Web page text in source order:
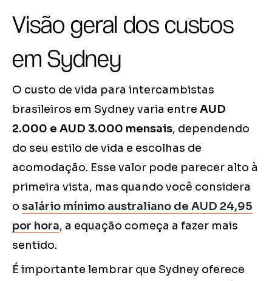
Visão geral dos custos
em Sydney
O custo de vida para intercambistas
brasileiros em Sydney varia entre AUD
2.000 e AUD 3.000 mensais, dependendo
do seu estilo de vida e escolhas de
acomodação. Esse valor pode parecer alto à
primeira vista, mas quando você considera
o salário mínimo australiano de AUD 24,95
por hora, a equação começa a fazer mais
sentido.
É importante lembrar que Sydney oferece